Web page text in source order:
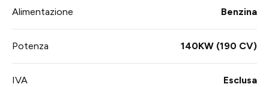
Alimentazione Benzina
Potenza 140KW (190 CV)
IVA Esclusa